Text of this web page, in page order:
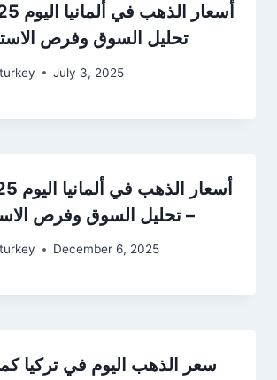
تحليل السوق وفرص
July 3, 2025
– تحليل السوق وفرص
December 6, 2025